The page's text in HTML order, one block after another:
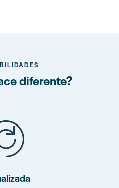
diferente?